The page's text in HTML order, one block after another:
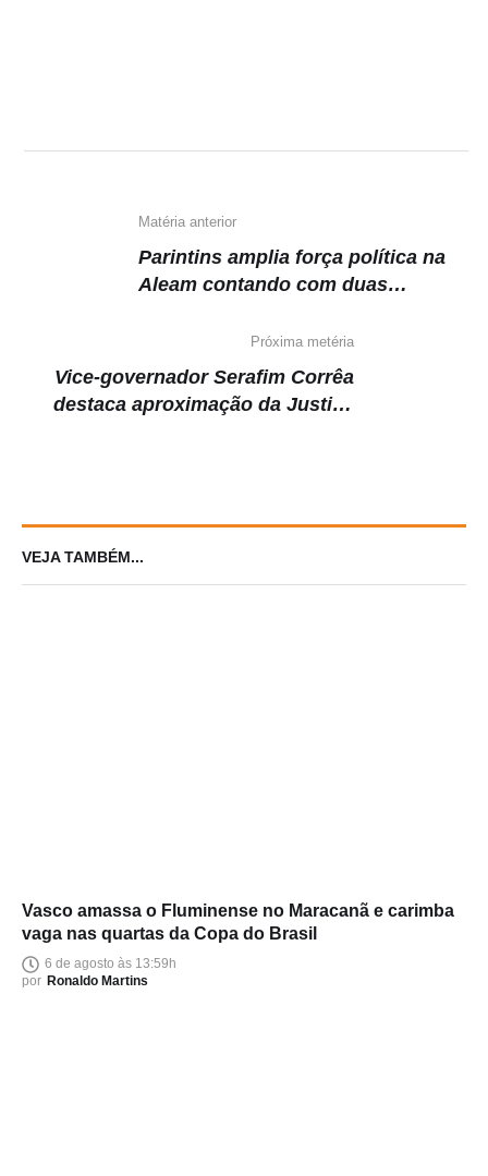
Matéria anterior
Parintins amplia força política na
Aleam contando com duas
de Brena DiannáPróxima metéria
Vice-governador Serafim Corrêa
destaca aproximação da Justiça
VEJA TAMBÉM...
Vasco amassa o Fluminense no Maracanã e carimba
vaga nas quartas da Copa do Brasil
6 de agosto às 13:59h
por Ronaldo Martins